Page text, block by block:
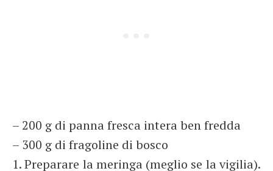
– 200 g di panna fresca intera ben fredda
– 300 g di fragoline di bosco
1. Preparare la meringa (meglio se la vigilia).